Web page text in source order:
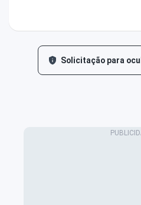
Solicitação para